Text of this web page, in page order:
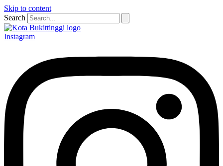
Skip to content
Search
Instagram